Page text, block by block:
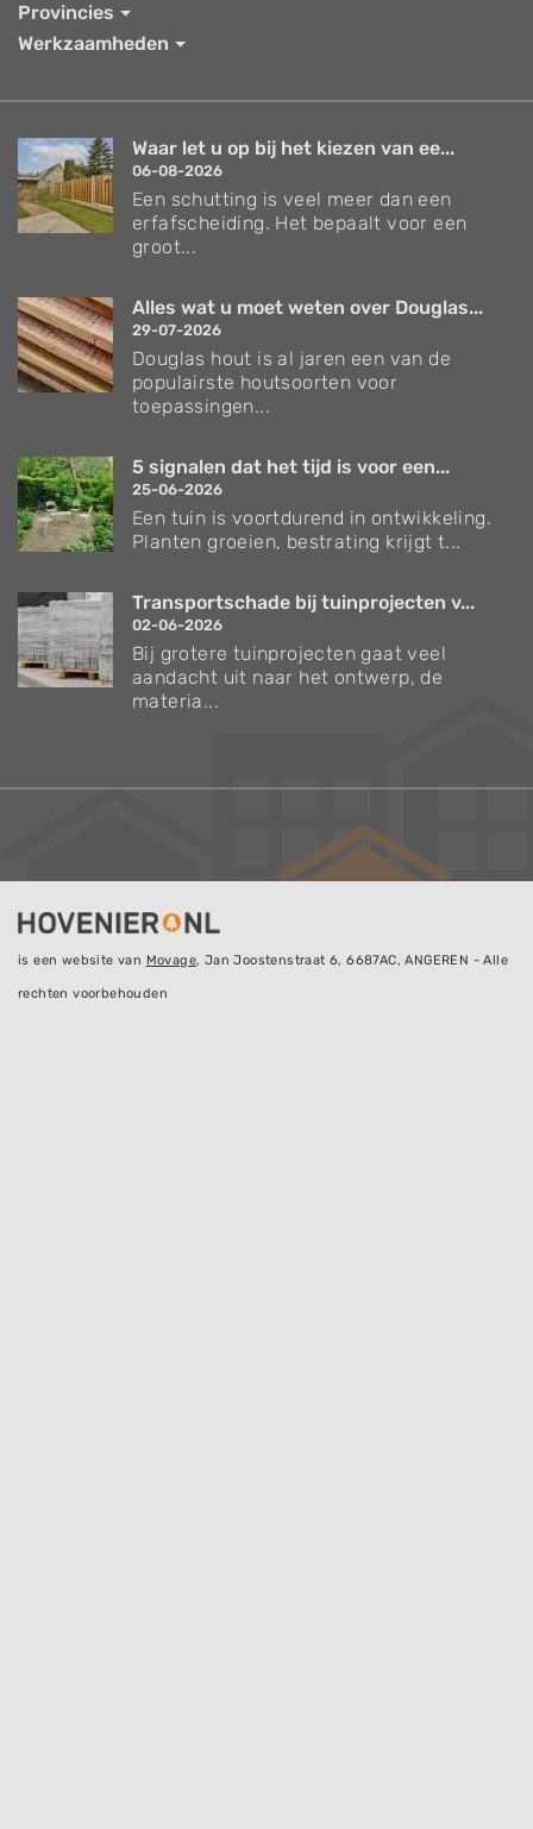
Provincies
Werkzaamheden
Waar let u op bij het kiezen van ee...
06-08-2026
Een schutting is veel meer dan een
erfafscheiding. Het bepaalt voor een
groot...
Alles wat u moet weten over Douglas...
29-07-2026
Douglas hout is al jaren een van de
populairste houtsoorten voor
toepassingen...
5 signalen dat het tijd is voor een...
25-06-2026
Een tuin is voortdurend in ontwikkeling.
Planten groeien, bestrating krijgt t...
Transportschade bij tuinprojecten v...
02-06-2026
Bij grotere tuinprojecten gaat veel
aandacht uit naar het ontwerp, de
materia...
is een website van Movage, Jan Joostenstraat 6, 6687AC, ANGEREN - Alle
rechten voorbehouden